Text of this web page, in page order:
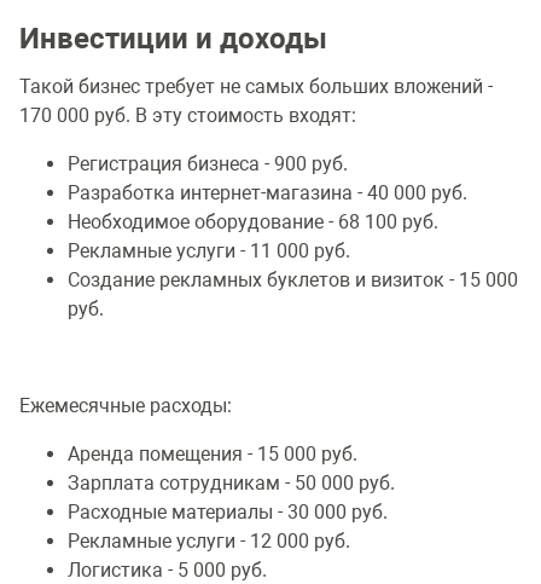
Инвестиции и доходы
Такой бизнес требует не самых больших вложений -
170 000 руб. В эту стоимость входят:
Регистрация бизнеса - 900 руб.
Разработка интернет-магазина - 40 000 руб.
Необходимое оборудование - 68 100 руб.
Рекламные услуги - 11 000 руб.
Создание рекламных буклетов и визиток - 15 000
руб.
Ежемесячные расходы:
Аренда помещения - 15 000 руб.
Зарплата сотрудникам - 50 000 руб.
Расходные материалы - 30 000 руб.
Рекламные услуги - 12 000 руб.
Логистика - 5 000 руб.